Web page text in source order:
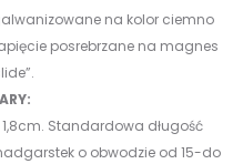
na kolor ciemno
posrebrzane na magnes
Standardowa długość
o obwodzie od 15-do